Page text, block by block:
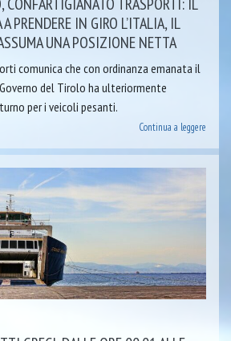
PRENDERE IN GIRO L’ITALIA, IL
UNA POSIZIONE NETTA
comunica che con ordinanza emanata il
del Tirolo ha ulteriormente
per i veicoli pesanti.
Continua a leggere